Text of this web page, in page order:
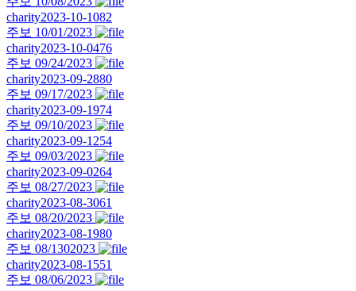
charity2023-10-1082
주보 10/01/2023
charity2023-10-0476
주보 09/24/2023
charity2023-09-2880
주보 09/17/2023
charity2023-09-1974
주보 09/10/2023
charity2023-09-1254
주보 09/03/2023
charity2023-09-0264
주보 08/27/2023
charity2023-08-3061
주보 08/20/2023
charity2023-08-1980
주보 08/1302023
charity2023-08-1551
주보 08/06/2023